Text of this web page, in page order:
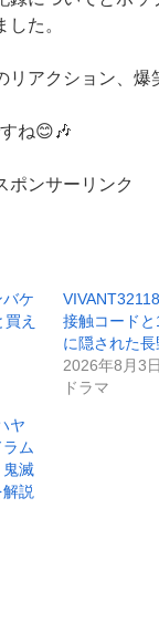
た。
リアクション、爆
ね😊🎶
ポンサーリンク
ケ
え
接触コード
に隠された
2026年8月3日
ドラマ
ヤ
ラム
鬼滅
説